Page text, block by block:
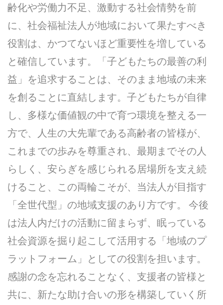
齢化や労働力不足、激動する社会情勢を前
に、社会福祉法人が地域において果たすべき
役割は、かつてないほど重要性を増している
と確信しています。「子どもたちの最善の利
益」を追求することは、そのまま地域の未来
を創ることに直結します。子どもたちが自律
し、多様な価値観の中で育つ環境を整える一
方で、人生の大先輩である高齢者の皆様が、
これまでの歩みを尊重され、最期までその人
らしく、安らぎを感じられる居場所を支え続
けること、この両輪こそが、当法人が目指す
「全世代型」の地域支援のあり方です。 今後
は法人内だけの活動に留まらず、眠っている
社会資源を掘り起こして活用する「地域のプ
ラットフォーム」としての役割を担います。
感謝の念を忘れることなく、支援者の皆様と
共に、新たな助け合いの形を構築していく所